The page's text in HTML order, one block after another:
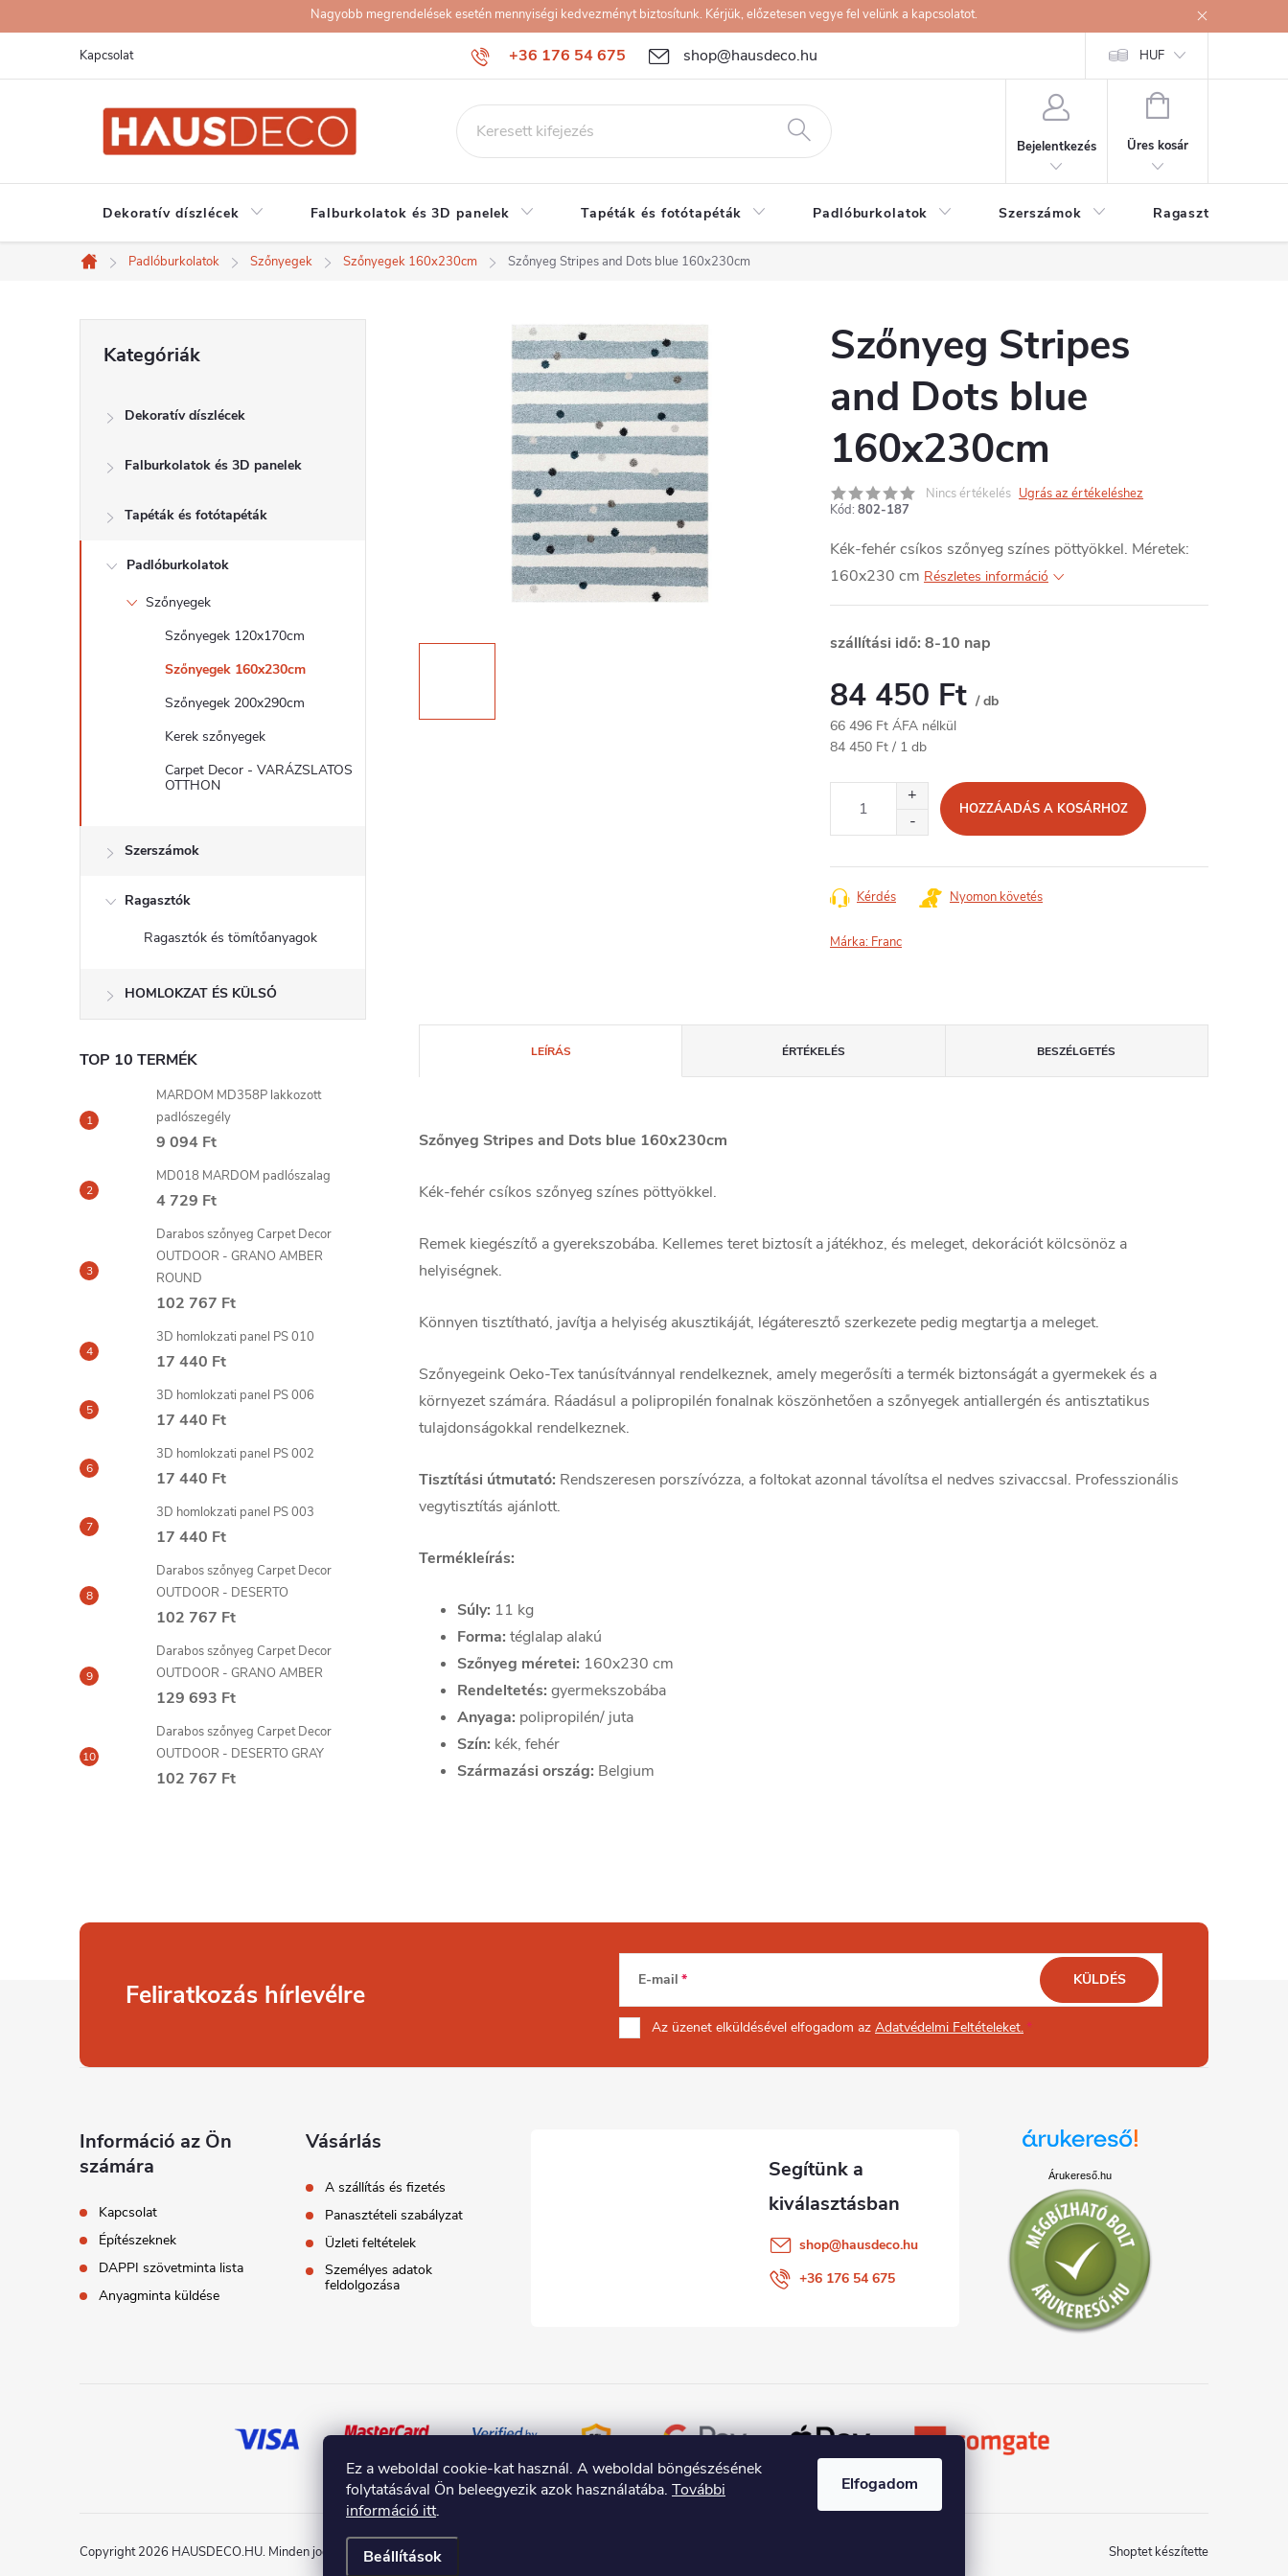
Ez a weboldal cookie-kat használ. A weboldal böngészésének
folytatásával Ön beleegyezik azok használatába. További
információ itt.
Beállítások
Elfogadom
a
Nagyobb megrendelések esetén mennyiségi kedvezményt biztosítunk. Kérjük, előzetesen vegye fel velünk a kapcsolatot.
+36 176 54 675 shop@hausdeco.hu
Kapcsolat HUF
Bejelentkezés
KOSÁR
Üres kosár
Dekoratív díszlécek Falburkolatok és 3D panelek Tapéták és fotótapéták Padlóburkolatok Szerszámok Ragasztók
Kezdőlap
Padlóburkolatok Szőnyegek Szőnyegek 160x230cm Szőnyeg Stripes and Dots blue 160x230cm
O
l
e
átugrása
Kategóriák
Dekoratív díszlécek
Falburkolatok és 3D panelek
Tapéták és fotótapéták
Padlóburkolatok
Szőnyegek
Szőnyegek 120x170cm
Szőnyegek 160x230cm
Szőnyegek 200x290cm
Kerek szőnyegek
Carpet Decor - VARÁZSLATOS
OTTHON
Szerszámok
Ragasztók
Ragasztók és tömítőanyagok
HOMLOKZAT ÉS KÜLSŐ
TOP 10 TERMÉK
MARDOM MD358P lakkozott
padlószegély
9 094 Ft
MD018 MARDOM padlószalag
4 729 Ft
Darabos szőnyeg Carpet Decor
OUTDOOR - GRANO AMBER
ROUND
102 767 Ft
3D homlokzati panel PS 010
17 440 Ft
3D homlokzati panel PS 006
17 440 Ft
3D homlokzati panel PS 002
17 440 Ft
3D homlokzati panel PS 003
17 440 Ft
Darabos szőnyeg Carpet Decor
OUTDOOR - DESERTO
102 767 Ft
Darabos szőnyeg Carpet Decor
OUTDOOR - GRANO AMBER
129 693 Ft
Darabos szőnyeg Carpet Decor
OUTDOOR - DESERTO GRAY
102 767 Ft
Szőnyeg Stripes
and Dots blue
160x230cm
Nincs értékelés Ugrás az értékeléshez
Kód: 802-187
Kék-fehér csíkos szőnyeg színes pöttyökkel. Méretek:
160x230 cm Részletes információ
szállítási idő: 8-10 nap
84 450 Ft / db
66 496 Ft ÁFA nélkül
Egységár:
84 450 Ft / 1 db
HOZZÁADÁS A KOSÁRHOZ
Kérdés Nyomon követés
Márka: Franc
LEÍRÁS ÉRTÉKELÉS BESZÉLGETÉS
Szőnyeg Stripes and Dots blue 160x230cm
Kék-fehér csíkos szőnyeg színes pöttyökkel.
Remek kiegészítő a gyerekszobába. Kellemes teret biztosít a játékhoz, és meleget, dekorációt kölcsönöz a
helyiségnek.
Könnyen tisztítható, javítja a helyiség akusztikáját, légáteresztő szerkezete pedig megtartja a meleget.
Szőnyegeink Oeko-Tex tanúsítvánnyal rendelkeznek, amely megerősíti a termék biztonságát a gyermekek és a
környezet számára. Ráadásul a polipropilén fonalnak köszönhetően a szőnyegek antiallergén és antisztatikus
tulajdonságokkal rendelkeznek.
Tisztítási útmutató: Rendszeresen porszívózza, a foltokat azonnal távolítsa el nedves szivaccsal. Professzionális
vegytisztítás ajánlott.
Termékleírás:
Súly: 11 kg
Forma: téglalap alakú
Szőnyeg méretei: 160x230 cm
Rendeltetés: gyermekszobába
Anyaga: polipropilén/ juta
Szín: kék, fehér
Származási ország: Belgium
Feliratkozás hírlevélre E-mail
Az üzenet elküldésével elfogadom az Adatvédelmi Feltételeket.
KÜLDÉS
Információ az Ön
számára
Kapcsolat
Építészeknek
DAPPI szövetminta lista
Anyagminta küldése
Vásárlás
A szállítás és fizetés
Panasztételi szabályzat
Üzleti feltételek
Személyes adatok
feldolgozása
shop@hausdeco.hu
+36 176 54 675
Árukereső.hu
Shoptet készítette
Copyright 2026 HAUSDECO.HU. Minden jog fenntartva.